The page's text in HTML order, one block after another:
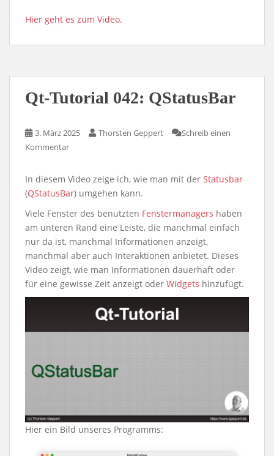
Hier geht es zum Video.
Qt-Tutorial 042: QStatusBar
3. März 2025 Thorsten Geppert
Schreib einen
Kommentar
In diesem Video zeige ich, wie man mit der Statusbar
(QStatusBar) umgehen kann.
Viele Fenster des benutzten Fenstermanagers haben
am unteren Rand eine Leiste, die manchmal einfach
nur da ist, manchmal Informationen anzeigt,
manchmal aber auch Interaktionen anbietet. Dieses
Video zeigt, wie man Informationen dauerhaft oder
für eine gewisse Zeit anzeigt oder Widgets hinzufügt.
Hier ein Bild unseres Programms: